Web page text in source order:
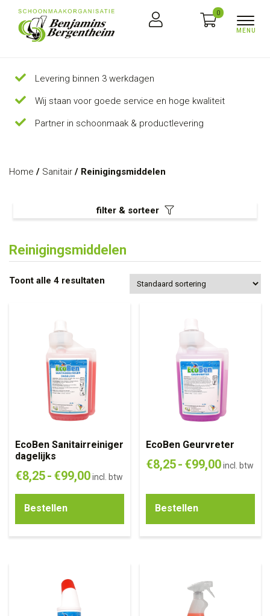
0
Levering binnen 3 werkdagen
Wij staan voor goede service en hoge kwaliteit
Partner in schoonmaak & productlevering
Reinigingsmiddelen
Toont alle 4 resultaten
EcoBen Sanitairreiniger
dagelijks
€8,25- €99,00incl. btw
Bestellen
EcoBen Geurvreter
€8,25- €99,00 incl. btw
Bestellen
Home / Sanitair / Reinigingsmiddelen
filter & sorteer